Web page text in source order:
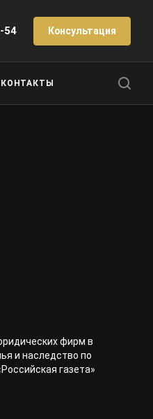
54 Консультация
КОНТАКТЫ
фирм в
и наследство по
газета»